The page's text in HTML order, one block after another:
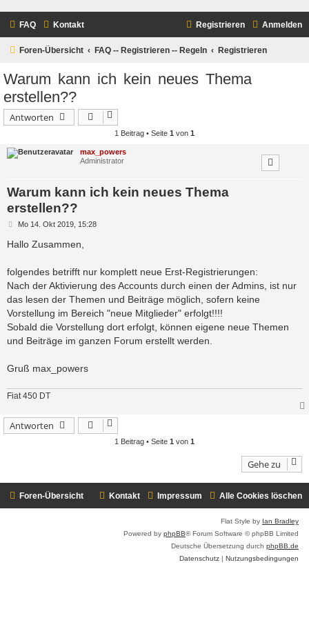
FAQ Kontakt Anmelden
Registrieren
Foren-Übersicht FAQ -- Registrieren -- Regeln Registrieren
Warum kann ich kein neues Thema
erstellen??
Antworten
1 Beitrag • Seite 1 von 1
max_powers
Administrator
Warum kann ich kein neues Thema
erstellen??
B
i
t
a
g
Mo 14. Okt 2019, 15:28
Hallo Zusammen,
folgendes betrifft nur komplett neue Erst-Registrierungen:
Nach der Aktivierung des Accounts durch einen der Admins, ist nur
das lesen der Themen und Beiträge möglich, sofern keine
Vorstellung im Bereich "neue Mitglieder" erfolgt!!!!
Sobald die Vorstellung dort erfolgt, können eigene neue Themen
und Beiträge im ganzen Forum erstellt werden.
Gruß max_powers
Fiat 450 DT
Antworten
1 Beitrag • Seite 1 von 1
Gehe zu
Foren-Übersicht Alle Cookies löschen
Impressum
Kontakt
Flat Style by Ian Bradley
Powered by phpBB® Forum Software © phpBB Limited
Deutsche Übersetzung durch phpBB.de
Datenschutz | Nutzungsbedingungen